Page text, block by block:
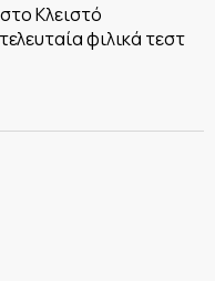
Κλειστό
φιλικά τεστ